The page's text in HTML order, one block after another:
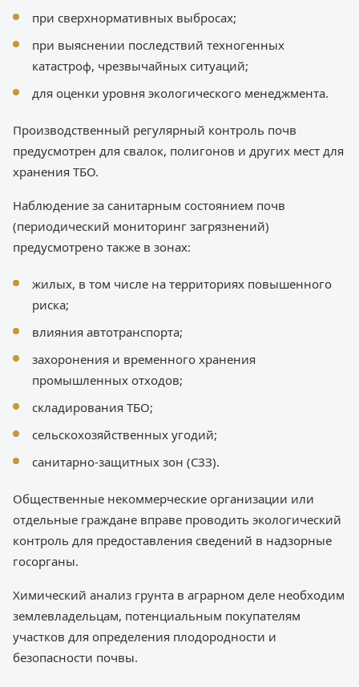
при сверхнормативных выбросах;
при выяснении последствий техногенных
катастроф, чрезвычайных ситуаций;
для оценки уровня экологического менеджмента.
Производственный регулярный контроль почв
предусмотрен для свалок, полигонов и других мест для
хранения ТБО.
Наблюдение за санитарным состоянием почв
(периодический мониторинг загрязнений)
предусмотрено также в зонах:
жилых, в том числе на территориях повышенного
риска;
влияния автотранспорта;
захоронения и временного хранения
промышленных отходов;
складирования ТБО;
сельскохозяйственных угодий;
санитарно-защитных зон (СЗЗ).
Общественные некоммерческие организации или
отдельные граждане вправе проводить экологический
контроль для предоставления сведений в надзорные
госорганы.
Химический анализ грунта в аграрном деле необходим
землевладельцам, потенциальным покупателям
участков для определения плодородности и
безопасности почвы.